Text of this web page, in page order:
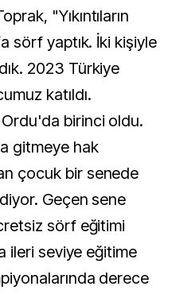
"Yıkıntıların
sörf yaptık. İki kişiyle
2023 Türkiye
katıldı.
birinci oldu.
gitmeye hak
çocuk bir senede
Geçen sene
sörf eğitimi
ileri seviye eğitime
derece